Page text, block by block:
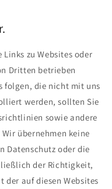
zu Websites oder
Dritten betrieben
folgen, die nicht mit uns
werden, sollten Sie
sowie andere
übernehmen keine
Datenschutz oder die
der Richtigkeit,
auf diesen Websites